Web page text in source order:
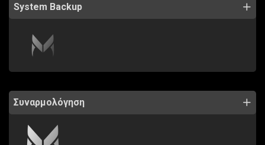
System Backup
Συναρμολόγηση